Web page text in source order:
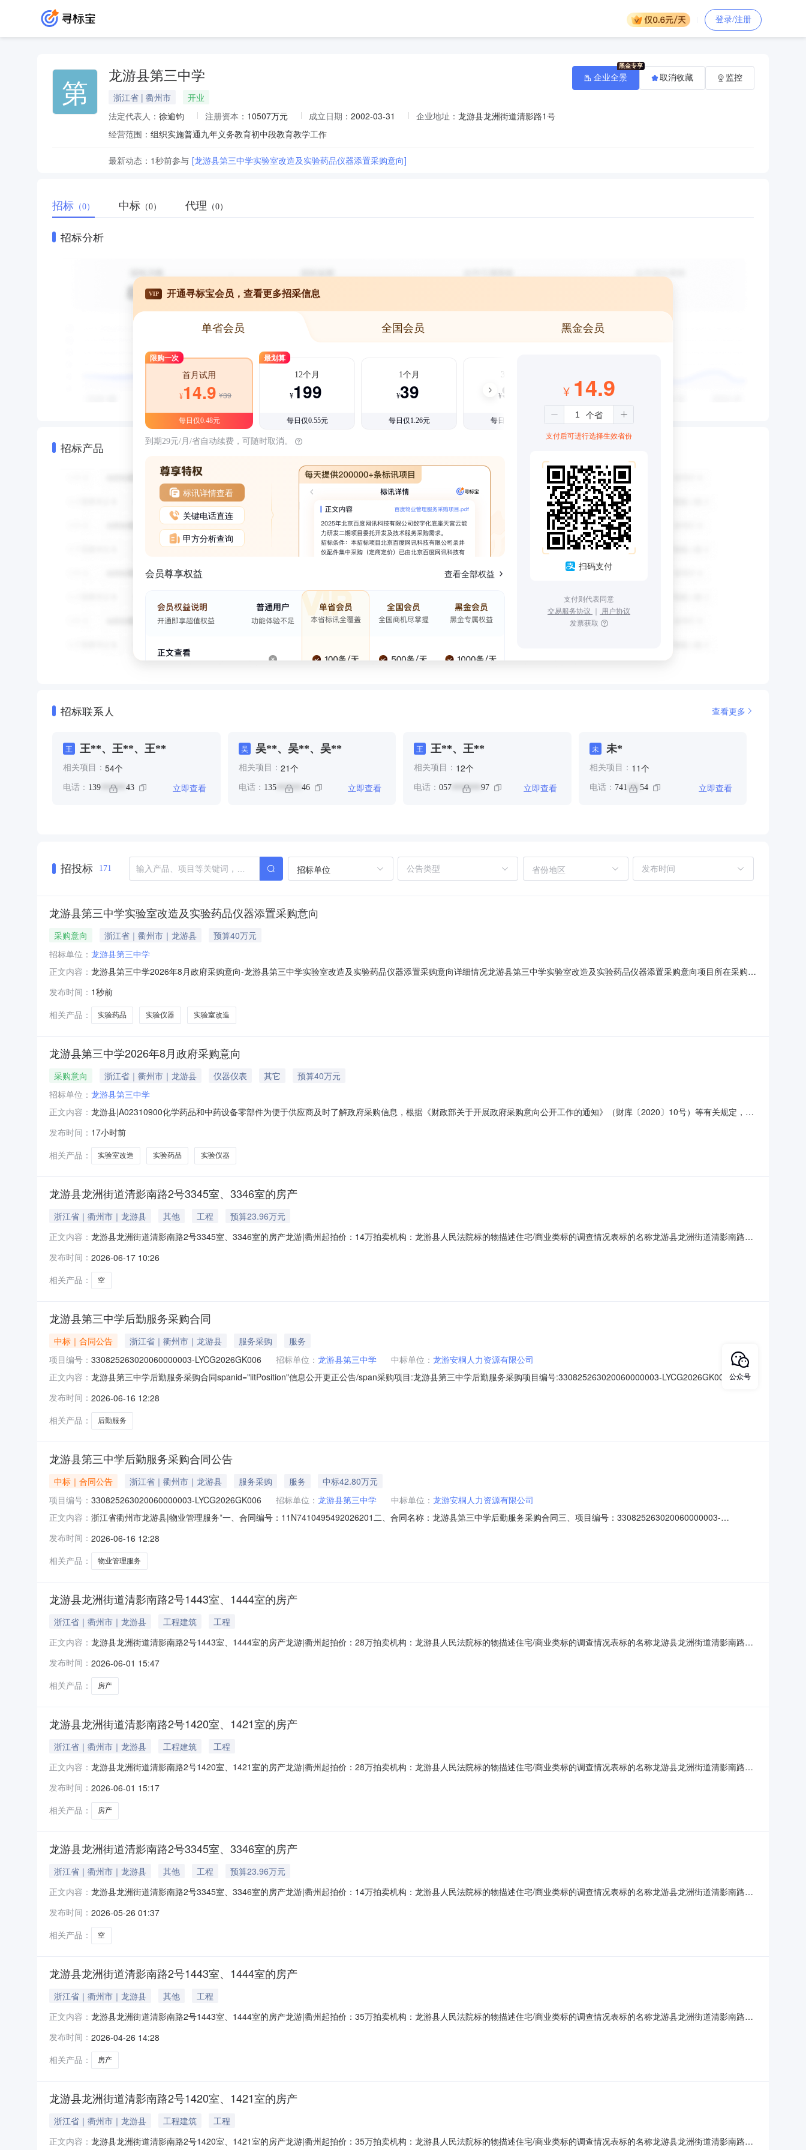
登录/注册
第 龙游县第三中学
浙江省 | 衢州市
开业
法定代表人： 徐逾钧 注册资本： 10507万元 成立日期： 2002-03-31 企业地址： 龙游县龙洲街道清影路1号
经营范围： 组织实施普通九年义务教育初中段教育教学工作
最新动态： 1秒前参与 [龙游县第三中学实验室改造及实验药品仪器添置采购意向]
企业全景 取消收藏 监控
招标 （0） 中标 （0） 代理 （0）
招标分析
招标产品
VIP 开通寻标宝会员，查看更多招采信息
单省会员 全国会员 黑金会员
限购一次
首月试用
¥14.9 ¥39
每日仅0.48元
最划算
12个月
¥199
每日仅0.55元
1个月
¥39
每日仅1.26元
3个月
¥99
每日仅1.08元
到期29元/月/省自动续费，可随时取消。
标讯详情查看
关键电话直连
甲方分析查询
会员尊享权益 查看全部权益
¥ 14.9
支付后可进行选择生效省份
扫码支付
支付则代表同意
交易服务协议 ｜ 用户协议
发票获取
招标联系人 查看更多
王 王**、王**、王**
相关项目： 54个
电话： 139 ****** 43 立即查看
吴 吴**、吴**、吴**
相关项目： 21个
电话： 135****** 46 立即查看
王 王**、王**
相关项目： 12个
电话： 057 ******* 97 立即查看
未 未*
相关项目： 11个
电话： 741 *** 54 立即查看
招投标 171 招标单位 省份地区
龙游县第三中学实验室改造及实验药品仪器添置采购意向
采购意向 浙江省｜衢州市｜龙游县
预算40万元
招标单位： 龙游县第三中学
正文内容： 龙游县第三中学2026年8月政府采购意向-龙游县第三中学实验室改造及实验药品仪器添置采购意向详细情况龙游县第三中学实验室改造及实验药品仪器添置采购意向项目所在采购意
币)采购品目：A02310900化学药品和中药设备零部件采购需求概况：标的名称：龙游县第三中学实验室改造及实验药品仪器添置采购意向数量/单位：1批预算金额（元）：
400000.00采购目
发布时间： 1秒前
相关产品：
实验药品 实验仪器 实验室改造
龙游县第三中学2026年8月政府采购意向
采购意向 浙江省｜衢州市｜龙游县 仪器仪表 其它
预算40万元
招标单位： 龙游县第三中学
正文内容： 龙游县|A02310900化学药品和中药设备零部件为便于供应商及时了解政府采购信息，根据《财政部关于开展政府采购意向公开工作的通知》（财库〔2020〕10号）等有关规定，现
小企业采购份额是落实政府采购政策功能情况落实节能节水政策预计采购时间2026年08月采购需求概况标的名称：龙游县第三中学实验室改造及实验药品仪器添置采购意向数量/单
位：1批预算金
发布时间： 17小时前
相关产品：
实验室改造 实验药品 实验仪器
龙游县龙洲街道清影南路2号3345室、3346室的房产
浙江省｜衢州市｜龙游县 其他 工程
预算23.96万元
正文内容： 龙游县龙洲街道清影南路2号3345室、3346室的房产龙游|衢州起拍价：14万拍卖机构：龙游县人民法院标的物描述住宅/商业类标的调查情况表标的名称龙游县龙洲街道清影南路2
月7日标的现状房屋用途非住宅土地性质出让土地用途批发零售用地是否已腾空未腾空租赁情况过户情况可过户经营情况钥匙无权利限制情况查封本院查封抵押浙江龙游农村商
发布时间： 2026-06-17 10:26
相关产品：
空
龙游县第三中学后勤服务采购合同
中标｜合同公告 浙江省｜衢州市｜龙游县 服务采购
服务
项目编号： 330825263020060000003-LYCG2026GK006 招标单位： 龙游县第三中学 中标单位： 龙游安桐人力资源有限公司
正文内容： 龙游县第三中学后勤服务采购合同spanid="litPosition"信息公开更正公告/span采购项目:龙游县第三中学后勤服务采购项目编号:330825263020060000003-LYCG2026GK006采购人:
4楼联系人:老余电话:非委托采购不显示合同编号:11N7410495492026201供应商名称:龙游安桐人力资源有限公
发布时间： 2026-06-16 12:28
相关产品：
后勤服务
龙游县第三中学后勤服务采购合同公告
中标｜合同公告 浙江省｜衢州市｜龙游县 服务采购 服务
中标42.80万元
项目编号： 330825263020060000003-LYCG2026GK006 招标单位： 龙游县第三中学 中标单位： 龙游安桐人力资源有限公司
正文内容： 浙江省衢州市龙游县|物业管理服务*一、合同编号：11N7410495492026201二、合同名称：龙游县第三中学后勤服务采购合同三、项目编号：330825263020060000003-
应商（乙方）：龙游安桐人力资源有限公司地址：浙江省龙游县龙洲街道荣昌大道31号联系方式：13587032866六、合同主体信息1.主要标的信息：主要标的名
发布时间： 2026-06-16 12:28
相关产品：
物业管理服务
龙游县龙洲街道清影南路2号1443室、1444室的房产
浙江省｜衢州市｜龙游县 工程建筑
工程
正文内容： 龙游县龙洲街道清影南路2号1443室、1444室的房产龙游|衢州起拍价：28万拍卖机构：龙游县人民法院标的物描述住宅/商业类标的调查情况表标的名称龙游县龙洲街道清影南路2
徐某议价日2026年1月26日标的现状房屋用途非住宅土地性质出让土地用途批发零售用地是否已腾空已腾空租赁情况无过户情况可过户钥匙无权利限制情况查封本院首封抵押浙
发布时间： 2026-06-01 15:47
相关产品：
房产
龙游县龙洲街道清影南路2号1420室、1421室的房产
浙江省｜衢州市｜龙游县 工程建筑
工程
正文内容： 龙游县龙洲街道清影南路2号1420室、1421室的房产龙游|衢州起拍价：28万拍卖机构：龙游县人民法院标的物描述住宅/商业类标的调查情况表标的名称龙游县龙洲街道清影南路2
徐某议价日2026年1月26日标的现状房屋用途非住宅土地性质出让土地用途批发零售用地是否已腾空已腾空租赁情况无过户情况可过户钥匙无权利限制情况查封本院首封抵押浙
发布时间： 2026-06-01 15:17
相关产品：
房产
龙游县龙洲街道清影南路2号3345室、3346室的房产
浙江省｜衢州市｜龙游县 其他 工程
预算23.96万元
正文内容： 龙游县龙洲街道清影南路2号3345室、3346室的房产龙游|衢州起拍价：14万拍卖机构：龙游县人民法院标的物描述住宅/商业类标的调查情况表标的名称龙游县龙洲街道清影南路2
月7日标的现状房屋用途非住宅土地性质出让土地用途批发零售用地是否已腾空未腾空租赁情况过户情况可过户经营情况钥匙无权利限制情况查封本院查封抵押浙江龙游农村商
发布时间： 2026-05-26 01:37
相关产品：
空
龙游县龙洲街道清影南路2号1443室、1444室的房产
浙江省｜衢州市｜龙游县 其他
工程
正文内容： 龙游县龙洲街道清影南路2号1443室、1444室的房产龙游|衢州起拍价：35万拍卖机构：龙游县人民法院标的物描述住宅/商业类标的调查情况表标的名称龙游县龙洲街道清影南路2
徐某议价日2026年1月26日标的现状房屋用途非住宅土地性质出让土地用途批发零售用地是否已腾空已腾空租赁情况无过户情况可过户钥匙无权利限制情况查封本院首封抵押浙
发布时间： 2026-04-26 14:28
相关产品：
房产
龙游县龙洲街道清影南路2号1420室、1421室的房产
浙江省｜衢州市｜龙游县 工程建筑
工程
正文内容： 龙游县龙洲街道清影南路2号1420室、1421室的房产龙游|衢州起拍价：35万拍卖机构：龙游县人民法院标的物描述住宅/商业类标的调查情况表标的名称龙游县龙洲街道清影南路2
公众号